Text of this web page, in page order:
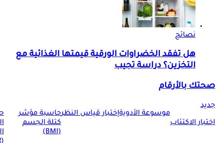
نصائح
هل تفقد الخضراوات الورقية قيمتها الغذائية مع
التخزين؟ دراسة تجيب
صحتك بالأرقام
جديد
اختبار الاكتئاب
موسوعة الأدويةإختبار قياس النظرحاسبة مؤشر
كتلة الجسم
(BMI)
(BMR)